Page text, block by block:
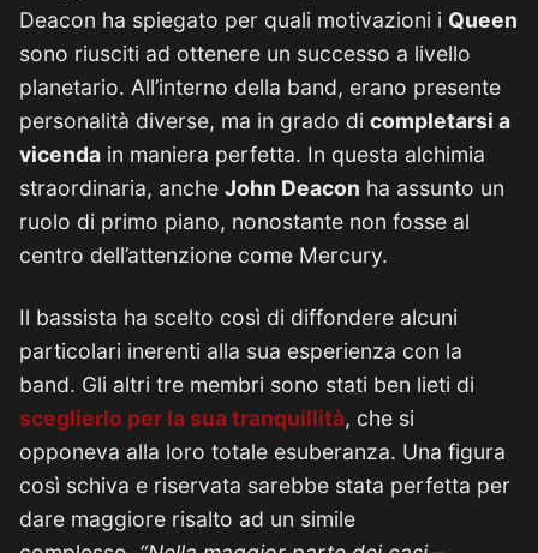
Deacon ha spiegato per quali motivazioni i Queen
sono riusciti ad ottenere un successo a livello
planetario. All’interno della band, erano presente
personalità diverse, ma in grado di completarsi a
vicenda in maniera perfetta. In questa alchimia
straordinaria, anche John Deacon ha assunto un
ruolo di primo piano, nonostante non fosse al
centro dell’attenzione come Mercury.
Il bassista ha scelto così di diffondere alcuni
particolari inerenti alla sua esperienza con la
band. Gli altri tre membri sono stati ben lieti di
sceglierlo per la sua tranquillità, che si
opponeva alla loro totale esuberanza. Una figura
così schiva e riservata sarebbe stata perfetta per
dare maggiore risalto ad un simile